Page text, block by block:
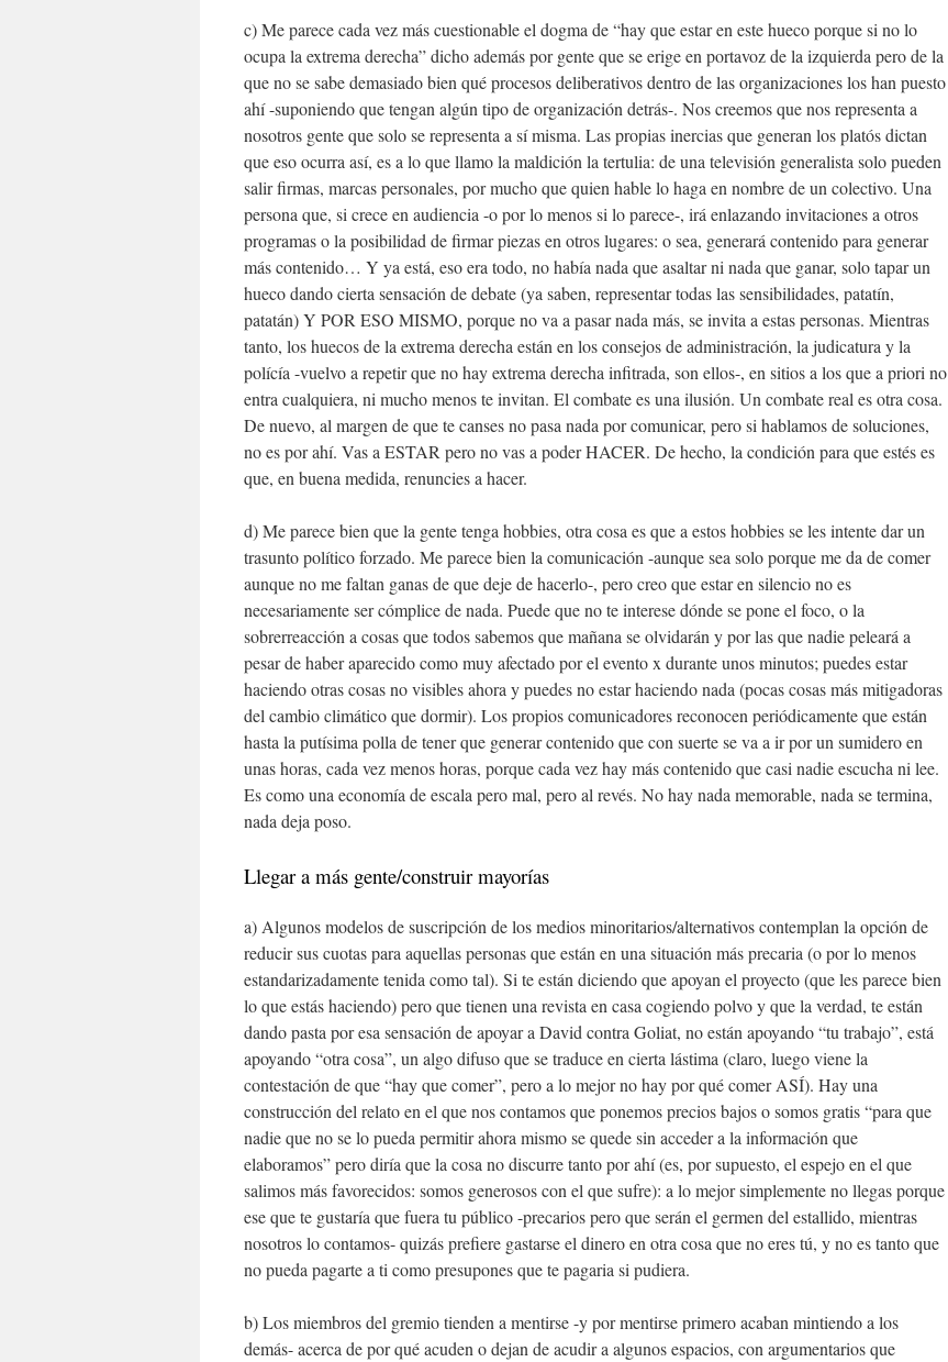
c) Me parece cada vez más cuestionable el dogma de “hay que estar en este hueco porque si no lo
ocupa la extrema derecha” dicho además por gente que se erige en portavoz de la izquierda pero de la
que no se sabe demasiado bien qué procesos deliberativos dentro de las organizaciones los han puesto
ahí -suponiendo que tengan algún tipo de organización detrás-. Nos creemos que nos representa a
nosotros gente que solo se representa a sí misma. Las propias inercias que generan los platós dictan
que eso ocurra así, es a lo que llamo la maldición la tertulia: de una televisión generalista solo pueden
salir firmas, marcas personales, por mucho que quien hable lo haga en nombre de un colectivo. Una
persona que, si crece en audiencia -o por lo menos si lo parece-, irá enlazando invitaciones a otros
programas o la posibilidad de firmar piezas en otros lugares: o sea, generará contenido para generar
más contenido… Y ya está, eso era todo, no había nada que asaltar ni nada que ganar, solo tapar un
hueco dando cierta sensación de debate (ya saben, representar todas las sensibilidades, patatín,
patatán) Y POR ESO MISMO, porque no va a pasar nada más, se invita a estas personas. Mientras
tanto, los huecos de la extrema derecha están en los consejos de administración, la judicatura y la
polícía -vuelvo a repetir que no hay extrema derecha infitrada, son ellos-, en sitios a los que a priori no
entra cualquiera, ni mucho menos te invitan. El combate es una ilusión. Un combate real es otra cosa.
De nuevo, al margen de que te canses no pasa nada por comunicar, pero si hablamos de soluciones,
no es por ahí. Vas a ESTAR pero no vas a poder HACER. De hecho, la condición para que estés es
que, en buena medida, renuncies a hacer.
d) Me parece bien que la gente tenga hobbies, otra cosa es que a estos hobbies se les intente dar un
trasunto político forzado. Me parece bien la comunicación -aunque sea solo porque me da de comer
aunque no me faltan ganas de que deje de hacerlo-, pero creo que estar en silencio no es
necesariamente ser cómplice de nada. Puede que no te interese dónde se pone el foco, o la
sobrerreacción a cosas que todos sabemos que mañana se olvidarán y por las que nadie peleará a
pesar de haber aparecido como muy afectado por el evento x durante unos minutos; puedes estar
haciendo otras cosas no visibles ahora y puedes no estar haciendo nada (pocas cosas más mitigadoras
del cambio climático que dormir). Los propios comunicadores reconocen periódicamente que están
hasta la putísima polla de tener que generar contenido que con suerte se va a ir por un sumidero en
unas horas, cada vez menos horas, porque cada vez hay más contenido que casi nadie escucha ni lee.
Es como una economía de escala pero mal, pero al revés. No hay nada memorable, nada se termina,
nada deja poso.
Llegar a más gente/construir mayorías
a) Algunos modelos de suscripción de los medios minoritarios/alternativos contemplan la opción de
reducir sus cuotas para aquellas personas que están en una situación más precaria (o por lo menos
estandarizadamente tenida como tal). Si te están diciendo que apoyan el proyecto (que les parece bien
lo que estás haciendo) pero que tienen una revista en casa cogiendo polvo y que la verdad, te están
dando pasta por esa sensación de apoyar a David contra Goliat, no están apoyando “tu trabajo”, está
apoyando “otra cosa”, un algo difuso que se traduce en cierta lástima (claro, luego viene la
contestación de que “hay que comer”, pero a lo mejor no hay por qué comer ASÍ). Hay una
construcción del relato en el que nos contamos que ponemos precios bajos o somos gratis “para que
nadie que no se lo pueda permitir ahora mismo se quede sin acceder a la información que
elaboramos” pero diría que la cosa no discurre tanto por ahí (es, por supuesto, el espejo en el que
salimos más favorecidos: somos generosos con el que sufre): a lo mejor simplemente no llegas porque
ese que te gustaría que fuera tu público -precarios pero que serán el germen del estallido, mientras
nosotros lo contamos- quizás prefiere gastarse el dinero en otra cosa que no eres tú, y no es tanto que
no pueda pagarte a ti como presupones que te pagaria si pudiera.
b) Los miembros del gremio tienden a mentirse -y por mentirse primero acaban mintiendo a los
demás- acerca de por qué acuden o dejan de acudir a algunos espacios, con argumentarios que